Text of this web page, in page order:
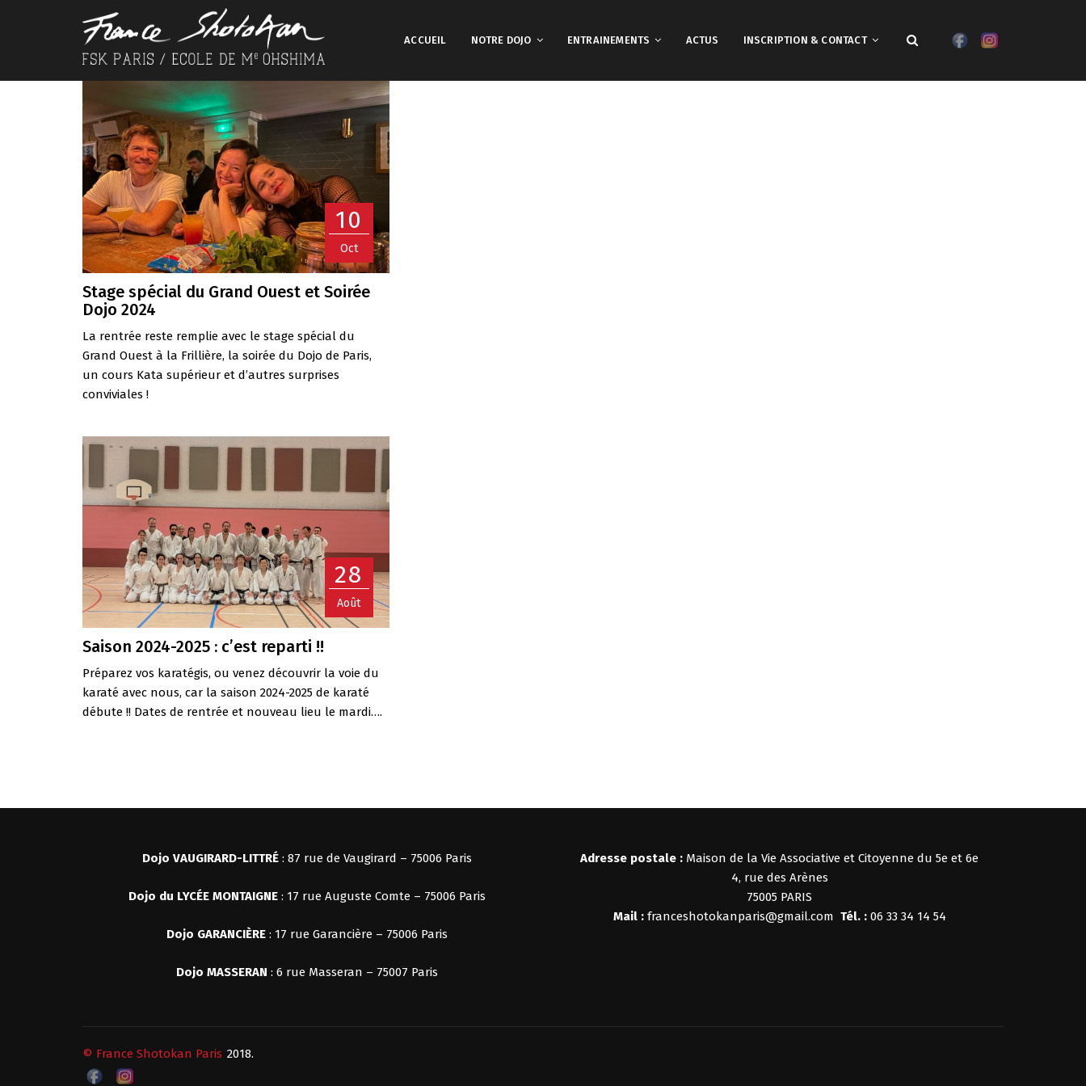
ACCUEIL NOTRE DOJO ENTRAINEMENTS ACTUS INSCRIPTION & CONTACT
10
Oct
Stage spécial du Grand Ouest et Soirée
Dojo 2024
La rentrée reste remplie avec le stage spécial du
Grand Ouest à la Frillière, la soirée du Dojo de Paris,
un cours Kata supérieur et d’autres surprises
conviviales !
28
Août
Saison 2024-2025 : c’est reparti !!
Préparez vos karatégis, ou venez découvrir la voie du
karaté avec nous, car la saison 2024-2025 de karaté
débute !! Dates de rentrée et nouveau lieu le mardi….
Dojo VAUGIRARD-LITTRÉ: 87 rue de Vaugirard – 75006 Paris
Dojo du LYCÉE MONTAIGNE : 17 rue Auguste Comte – 75006 Paris
Dojo GARANCIÈRE : 17 rue Garancière – 75006 Paris
Dojo MASSERAN : 6 rue Masseran – 75007 Paris
Adresse postale : Maison de la Vie Associative et Citoyenne du 5e et 6e
4, rue des Arènes
75005 PARIS
Mail : franceshotokanparis@gmail.com Tél. :06 33 34 14 54
© France Shotokan Paris 2018.